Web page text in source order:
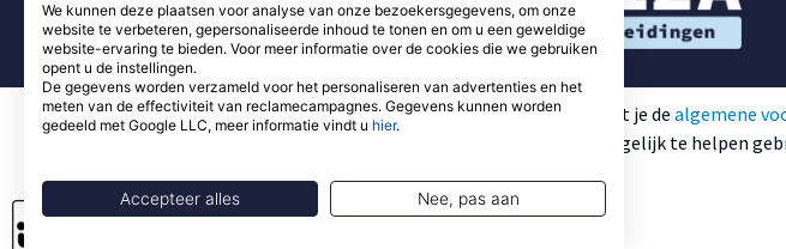
Gebruik van deze site, als onderdeel van DIZA Opleidingen,betekent dat je de algemene
voorwaarden van derde verkopers. Om je zo goed mogelijk te helpen
We kunnen deze plaatsen voor analyse van onze bezoekersgegevens, om onze
website te verbeteren, gepersonaliseerde inhoud te tonen en om u een geweldige
website-ervaring te bieden. Voor meer informatie over de cookies die we gebruiken
opent u de instellingen.
De gegevens worden verzameld voor het personaliseren van advertenties en het
meten van de effectiviteit van reclamecampagnes. Gegevens kunnen worden
gedeeld met Google LLC, meer informatie vindt u hier.
Accepteer alles Nee, pas aan